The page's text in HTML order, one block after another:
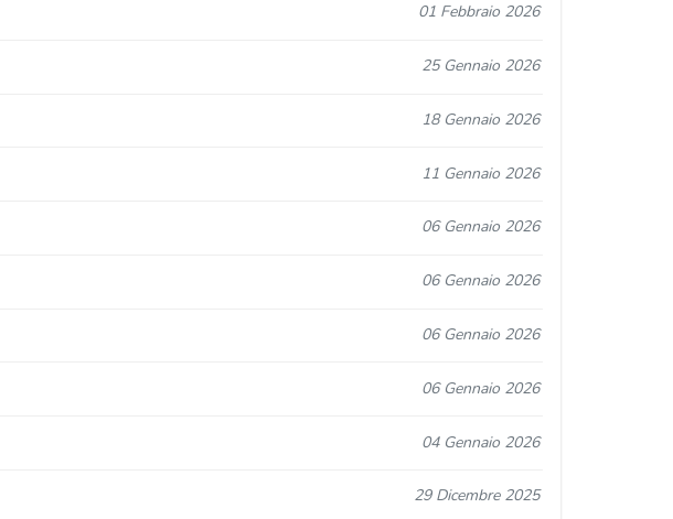
01 Febbraio 2026
25 Gennaio 2026
18 Gennaio 2026
11 Gennaio 2026
06 Gennaio 2026
06 Gennaio 2026
06 Gennaio 2026
06 Gennaio 2026
04 Gennaio 2026
29 Dicembre 2025